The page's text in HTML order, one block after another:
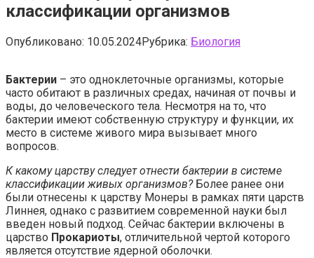
классификации организмов
Опубликовано: 10.05.2024Рубрика: Биология
Бактерии – это одноклеточные организмы, которые
часто обитают в различных средах, начиная от почвы и
воды, до человеческого тела. Несмотря на то, что
бактерии имеют собственную структуру и функции, их
место в системе живого мира вызывает много
вопросов.
К какому царству следует отнести бактерии в системе
классификации живых организмов?Более ранее они
были отнесены к царству Монеры в рамках пяти царств
Линнея, однако с развитием современной науки был
введен новый подход. Сейчас бактерии включены в
царство Прокариоты, отличительной чертой которого
является отсутствие ядерной оболочки.